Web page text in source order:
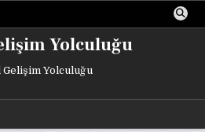
Yolculuğu
Yolculuğu